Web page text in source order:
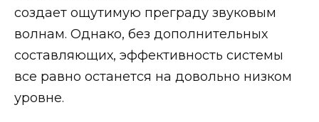
создает ощутимую преграду звуковым
волнам. Однако, без дополнительных
составляющих, эффективность системы
все равно останется на довольно низком
уровне.